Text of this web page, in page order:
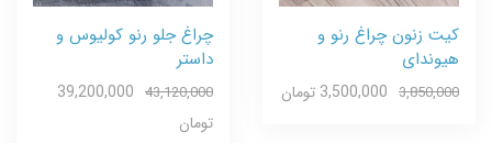
کیت زنون چراغ رنو و
هیوندای
3,850,000 3,500,000 تومان
چراغ جلو رنو کولیوس و
داستر
43,120,000
39,200,000
تومان